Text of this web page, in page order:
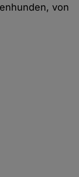
von